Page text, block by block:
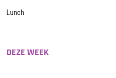
Lunch
DEZE WEEK